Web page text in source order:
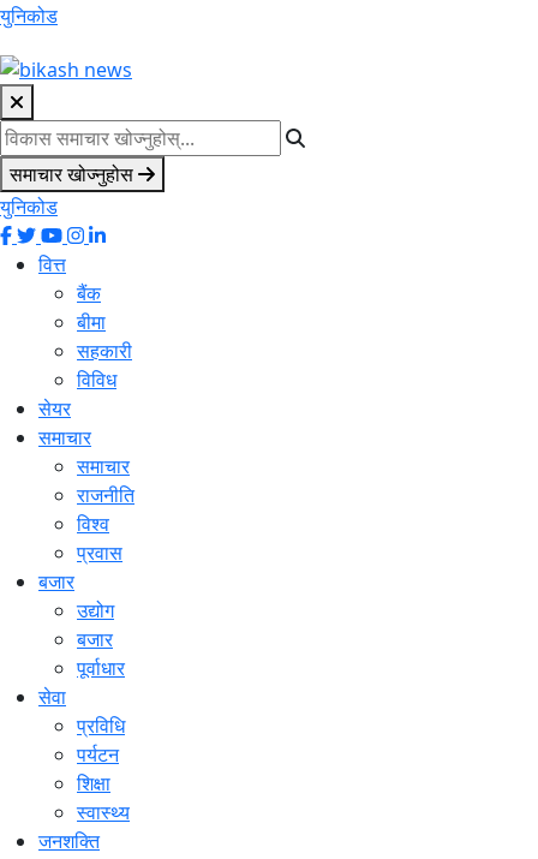
युनिकोड
समाचार खोज्नुहोस
युनिकोड
वित्त
बैंक
बीमा
सहकारी
विविध
सेयर
समाचार
समाचार
राजनीति
विश्व
प्रवास
बजार
उद्योग
बजार
पूर्वाधार
सेवा
प्रविधि
पर्यटन
शिक्षा
स्वास्थ्य
जनशक्ति